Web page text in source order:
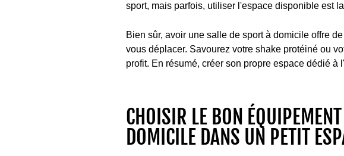
sport, mais parfois, utiliser l'espace disponible est
Bien sûr, avoir une salle de sport à domicile offre
vous déplacer. Savourez votre shake protéiné ou
profit. En résumé, créer son propre espace dédié
CHOISIR LE BON
DOMICILE DANS UN PETIT